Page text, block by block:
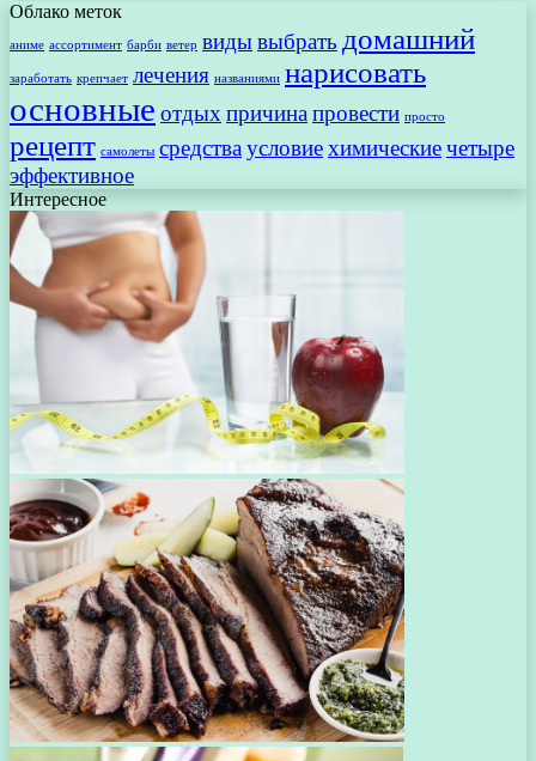
Облако меток
аниме ассортимент барби ветер видывыбрать домашний
заработать крепчает лечения названиями нарисовать
основные отдыхпричинапровести просто
рецепт самолеты средстваусловиехимическиечетыре
эффективное
Интересное